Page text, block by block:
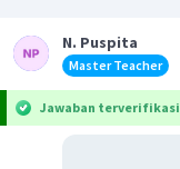
N. Puspita
Master Teacher
Jawaban terverifikasi